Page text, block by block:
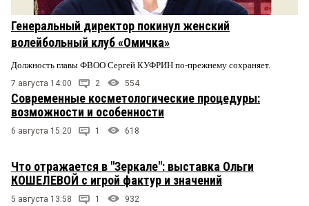
Генеральный директор покинул женский
волейбольный клуб «Омичка»
Должность главы ФВОО Сергей КУФРИН по-прежнему сохраняет.
7 августа 14:00 2 554
Современные косметологические процедуры:
возможности и особенности
6 августа 15:20 1 618
Что отражается в "Зеркале": выставка Ольги
КОШЕЛЕВОЙ с игрой фактур и значений
5 августа 13:58 1 932